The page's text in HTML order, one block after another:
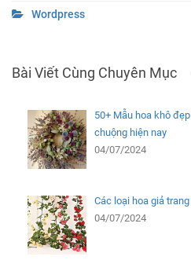
Wordpress
Bài Viết Cùng Chuyên Mục
50+ Mẫu hoa khô
chuộng hiện nay
04/07/2024
Các loại hoa giả
04/07/2024